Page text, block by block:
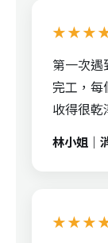
第一次遇
完工，每
收得很乾
林小姐｜